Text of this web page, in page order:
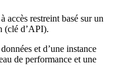
restreint basé sur un
(clé d’API).
et d’une instance
de performance et une